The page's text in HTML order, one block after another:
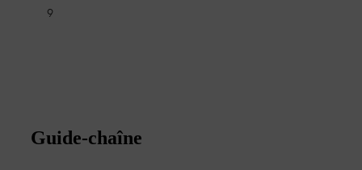
9
Guide-chaîne